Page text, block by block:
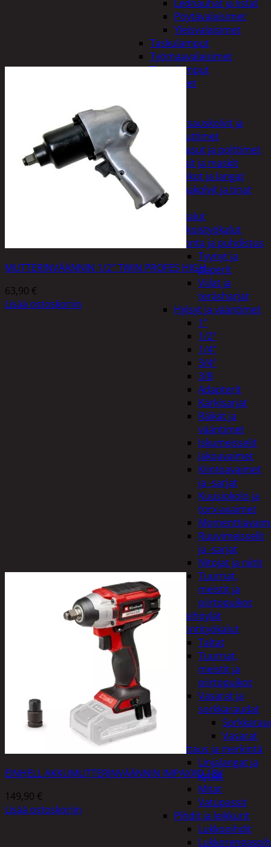
Lednauhat ja listat
Pöytävalaisimet
Yleisvalaisimet
Taskulamput
Työmaavalaisimet
Taskulamput
Tarvikkeet
Hitsauskolvit ja
suuttimet
Kaasut ja polttimet
Lasit ja maskit
Puikot ja langat
Tinakolvit ja tinat
Imurit
Käsityökalut
Erikoistyökalut
Hionta ja puhdistus
Tyynyt ja
paperit
Viilat ja
teräsharjat
Hylsyt ja vääntimet
1"
1/2"
1/4"
3/4"
3/8
Adapterit
Kärkisarjat
Räikät ja
vääntimet
Iskumeisselit
Jakoavaimet
Kiintoavaimet
ja -sarjat
Kuusiokolo ja
torx-avaimet
Ruuvimeisselit
ja -sarjat
Nitojat ja niitit
Tuurnat,
meistit ja
piirtopuikot
Käsihöylät
Lyöntityökalut
Taltat
Tuurnat,
meistit ja
piirtopuikot
Vasarat ja
sorkkaraudat
Vasarat
Mittaus ja merkintä
Linjalangat ja
kynät
Mitat
Vatupassit
Pihdit ja leikkurit
Lukkopihdit
MUTTERINVÄÄNNIN 1/2″ TWIN PROFES HIGH
63,90 €
Lisää ostoskoriin
EINHELL AKKUMUTTERINVÄÄNNIN IMPAXXO 18V
149,90 €
Lisää ostoskoriin